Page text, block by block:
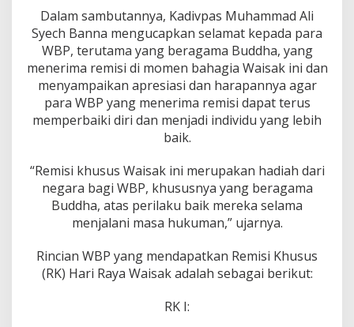
a
n
R
e
m
i
s
i
K
h
s
u
s
W
a
s
a
k
e
Dalam sambutannya, Kadivpas Muhammad Ali
Syech Banna mengucapkan selamat kepada para
WBP, terutama yang beragama Buddha, yang
menerima remisi di momen bahagia Waisak ini dan
menyampaikan apresiasi dan harapannya agar
para WBP yang menerima remisi dapat terus
memperbaiki diri dan menjadi individu yang lebih
baik.
“Remisi khusus Waisak ini merupakan hadiah dari
negara bagi WBP, khususnya yang beragama
Buddha, atas perilaku baik mereka selama
menjalani masa hukuman,” ujarnya.
Rincian WBP yang mendapatkan Remisi Khusus
(RK) Hari Raya Waisak adalah sebagai berikut:
RK I: